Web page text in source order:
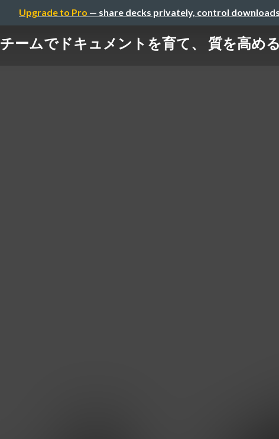
Upgrade to Pro — share decks privately, control
チームでドキュメントを育て、 質を高め